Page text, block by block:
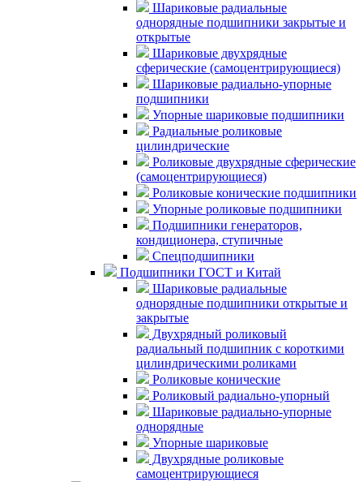
Шариковые радиальные
однорядные подшипники закрытые и
открытые
Шариковые двухрядные
сферические (самоцентрирующиеся)
Шариковые радиально-упорные
подшипники
Упорные шариковые подшипники
Радиальные роликовые
цилиндрические
Роликовые двухрядные сферические
(самоцентрирующиеся)
Роликовые конические подшипники
Упорные роликовые подшипники
Подшипники генераторов,
кондиционера, ступичные
Спецподшипники
Подшипники ГОСТ и Китай
Шариковые радиальные
однорядные подшипники открытые и
закрытые
Двухрядный роликовый
радиальный подшипник с короткими
цилиндрическими роликами
Роликовые конические
Роликовый радиально-упорный
Шариковые радиально-упорные
однорядные
Упорные шариковые
Двухрядные роликовые
самоцентрирующиеся